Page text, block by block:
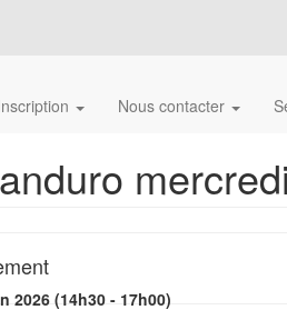
Nous contacter
2026 (14h30 - 17h00)